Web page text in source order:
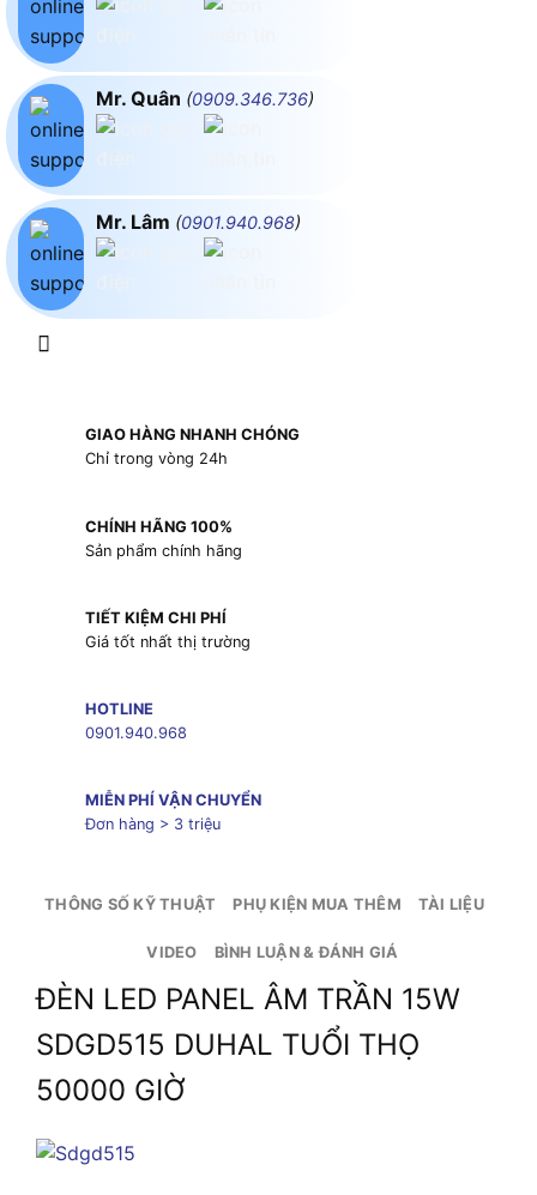
Mr. Quân (0909.346.736)
Mr. Lâm (0901.940.968)
GIAO HÀNG NHANH CHÓNG
Chỉ trong vòng 24h
CHÍNH HÃNG 100%
Sản phẩm chính hãng
TIẾT KIỆM CHI PHÍ
Giá tốt nhất thị trường
HOTLINE
0901.940.968
MIỄN PHÍ VẬN CHUYỂN
Đơn hàng > 3 triệu
THÔNG SỐ KỸ THUẬT PHỤ KIỆN MUA THÊM TÀI LIỆU
VIDEO BÌNH LUẬN & ĐÁNH GIÁ
ĐÈN LED PANEL ÂM TRẦN 15W
SDGD515 DUHAL TUỔI THỌ
50000 GIỜ